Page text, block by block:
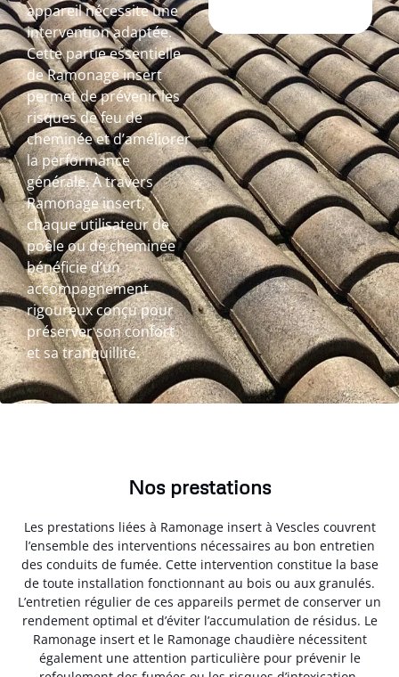
appareil nécessite une
intervention adaptée.
Cette partie essentielle
de Ramonage insert
permet de prévenir les
risques de feu de
cheminée et d’améliorer
la performance
générale. À travers
Ramonage insert,
chaque utilisateur de
poêle ou de cheminée
bénéficie d’un
accompagnement
rigoureux conçu pour
préserver son confort
et sa tranquillité.
Nos prestations
Les prestations liées à Ramonage insert à Vescles couvrent
l’ensemble des interventions nécessaires au bon entretien
des conduits de fumée. Cette intervention constitue la base
de toute installation fonctionnant au bois ou aux granulés.
L’entretien régulier de ces appareils permet de conserver un
rendement optimal et d’éviter l’accumulation de résidus. Le
Ramonage insert et le Ramonage chaudière nécessitent
également une attention particulière pour prévenir le